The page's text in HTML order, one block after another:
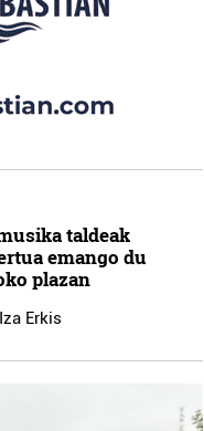
taldeak
emango du
plazan
Erkis